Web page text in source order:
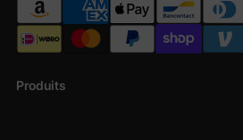
Produits